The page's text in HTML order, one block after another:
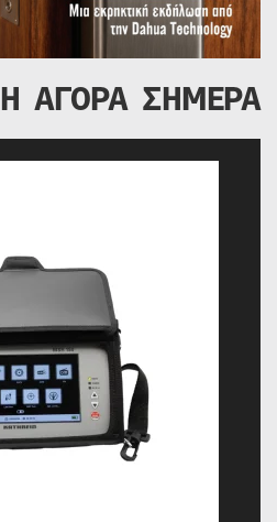
Η ΑΓΟΡΑ ΣΗΜΕΡΑ